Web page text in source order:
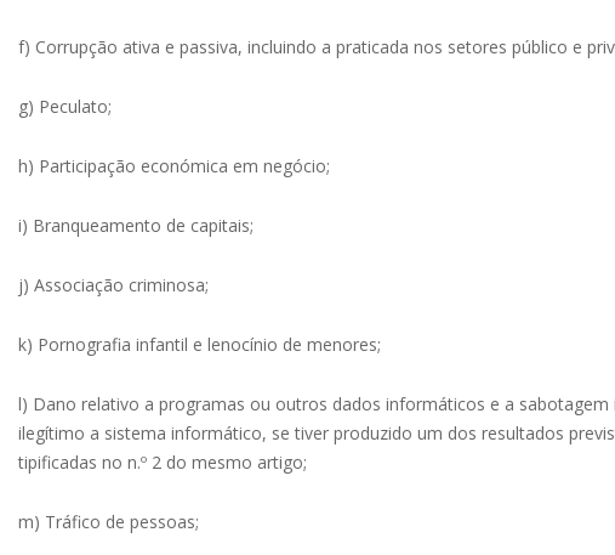
f) Corrupção ativa e passiva, incluindo a praticada nos setores público e
g) Peculato;
h) Participação económica em negócio;
i) Branqueamento de capitais;
j) Associação criminosa;
k) Pornografia infantil e lenocínio de menores;
l) Dano relativo a programas ou outros dados informáticos e a sabotagem
ilegítimo a sistema informático, se tiver produzido um dos resultados
tipificadas no n.º 2 do mesmo artigo;
m) Tráfico de pessoas;